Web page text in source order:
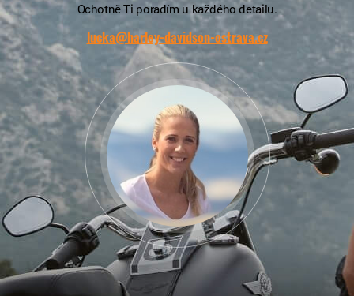
Ochotně Ti poradím u každého detailu.
lucka@harley-davidson-ostrava.cz